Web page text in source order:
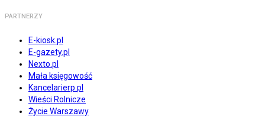
PARTNERZY
E-kiosk.pl
E-gazety.pl
Nexto.pl
Mała księgowość
Kancelarierp.pl
Wieści Rolnicze
Życie Warszawy